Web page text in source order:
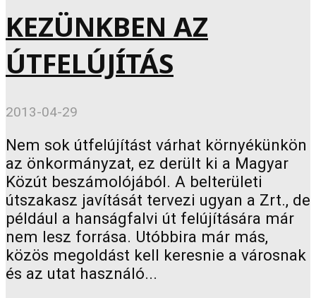
KEZÜNKBEN AZ
ÚTFELÚJÍTÁS
2013-04-29
Nem sok útfelújítást várhat környékünkön
az önkormányzat, ez derült ki a Magyar
Közút beszámolójából. A belterületi
útszakasz javítását tervezi ugyan a Zrt., de
például a hanságfalvi út felújítására már
nem lesz forrása. Utóbbira már más,
közös megoldást kell keresnie a városnak
és az utat használó...